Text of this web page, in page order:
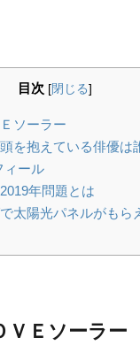
目次 [閉じる]
ソーラー
を抱えている俳優は
ィール
年問題とは
太陽光パネルがもら
ＶＥソーラー